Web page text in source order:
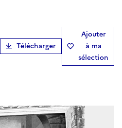
Télécharger
Ajouter
à ma
sélection